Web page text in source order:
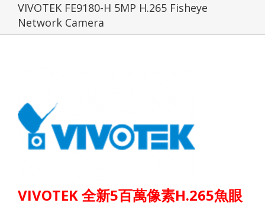
VIVOTEK FE9180-H 5MP H.265 Fisheye
Network Camera
VIVOTEK全新5百萬像素H.265魚眼